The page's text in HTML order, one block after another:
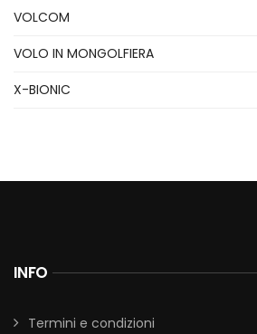
VOLCOM
VOLO IN MONGOLFIERA
X-BIONIC
INFO
Termini e condizioni